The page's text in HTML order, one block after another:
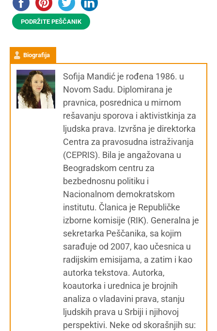
PODRŽITE PEŠČANIK
Biografija
Sofija Mandić je rođena 1986. u
Novom Sadu. Diplomirana je
pravnica, posrednica u mirnom
rešavanju sporova i aktivistkinja za
ljudska prava. Izvršna je direktorka
Centra za pravosudna istraživanja
(CEPRIS). Bila je angažovana u
Beogradskom centru za
bezbednosnu politiku i
Nacionalnom demokratskom
institutu. Članica je Republičke
izborne komisije (RIK). Generalna je
sekretarka Peščanika, sa kojim
sarađuje od 2007, kao učesnica u
radijskim emisijama, a zatim i kao
autorka tekstova. Autorka,
koautorka i urednica je brojnih
analiza o vladavini prava, stanju
ljudskih prava u Srbiji i njihovoj
perspektivi. Neke od skorašnjih su: